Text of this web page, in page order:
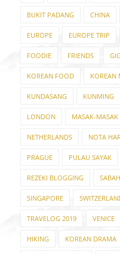
BUKIT PADANG CHINA
EUROPE EUROPE TRIP
FOODIE FRIENDS
KOREAN FOOD KOREAN
KUNDASANG KUNMING
LONDON MASAK-MASAK
NETHERLANDS NOTA
PRAGUE PULAU SAYAK
REZEKI BLOGGING SABAH
SINGAPORE
TRAVELOG 2019 VENICE
HIKING KOREAN DRAMA